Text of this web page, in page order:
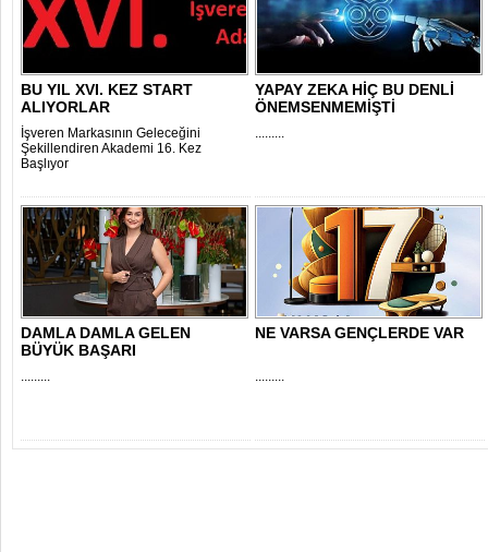
BU YIL XVI. KEZ START
ALIYORLAR
İşveren Markasının Geleceğini
Şekillendiren Akademi 16. Kez
Başlıyor
YAPAY ZEKA HİÇ BU DENLİ
ÖNEMSENMEMİŞTİ
.........
DAMLA DAMLA GELEN
BÜYÜK BAŞARI
.........
NE VARSA GENÇLERDE VAR
.........